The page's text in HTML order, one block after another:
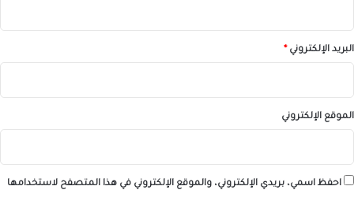
البريد الإلكتروني*
الموقع الإلكتروني
احفظ اسمي، بريدي الإلكتروني، والموقع الإلكتروني في هذا المتصفح لاستخدامها